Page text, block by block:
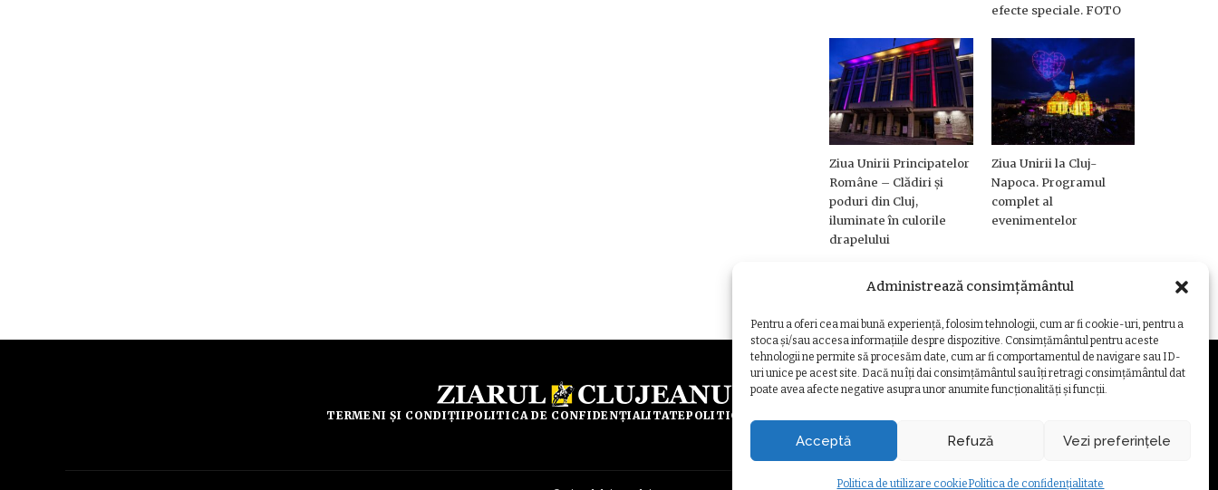
Administrează consimțământul
Pentru a oferi cea mai bună experiență, folosim tehnologii, cum ar fi cookie-uri, pentru a
stoca și/sau accesa informațiile despre dispozitive. Consimțământul pentru aceste
tehnologii ne permite să procesăm date, cum ar fi comportamentul de navigare sau ID-
uri unice pe acest site. Dacă nu îți dai consimțământul sau îți retragi consimțământul dat
poate avea afecte negative asupra unor anumite funcționalități și funcții.
Acceptă Refuză Vezi preferințele
Politica de utilizare cookiePolitica de confidențialitate
efecte speciale. FOTO
Ziua Unirii Principatelor
Române – Clădiri și
poduri din Cluj,
iluminate în culorile
drapelului
Ziua Unirii la Cluj-
Napoca. Programul
complet al
evenimentelor
TERMENI ȘI CONDIȚIIPOLITICA DE CONFIDENȚIALITATEPOLITICA DE UTILIZARE COOKIE